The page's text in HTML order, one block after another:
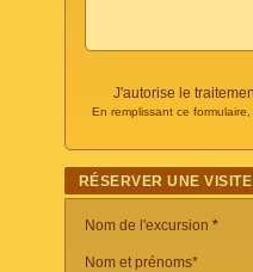
J'autorise le
En remplissant ce
RÉSERVER UNE
Nom de l'excursion *
Nom et prénoms*